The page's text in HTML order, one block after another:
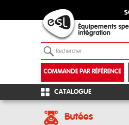
Équipements
intégration
COMMANDE PAR RÉFÉRENCE
CATALOGUE
Butées